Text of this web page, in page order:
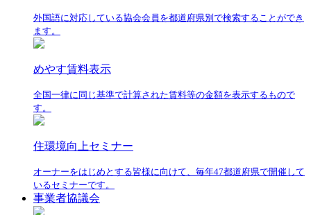
外国語に対応している協会会員を都道府県別で検索することができ
ます。
めやす賃料表示
全国一律に同じ基準で計算された賃料等の金額を表示するもので
す。
住環境向上セミナー
オーナーをはじめとする皆様に向けて、毎年47都道府県で開催して
いるセミナーです。
事業者協議会